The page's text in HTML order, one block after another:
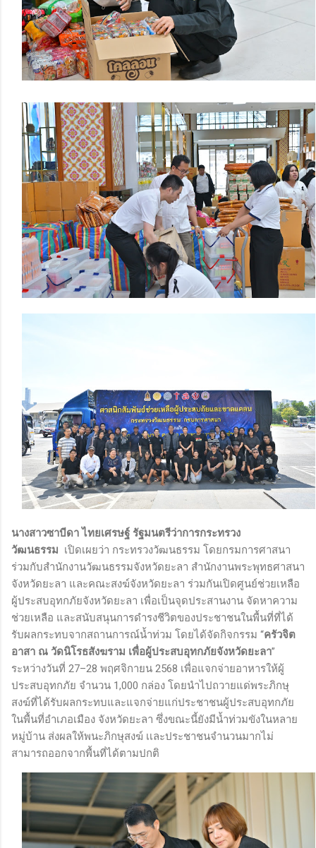
นางสาวซาบีดา ไทยเศรษฐ์ รัฐมนตรีว่าการกระทรวง
วัฒนธรรม เปิดเผยว่า กระทรวงวัฒนธรรม โดยกรมการศาสนา
ร่วมกับสำนักงานวัฒนธรรมจังหวัดยะลา สำนักงานพระพุทธศาสนา
จังหวัดยะลา และคณะสงฆ์จังหวัดยะลา ร่วมกันเปิดศูนย์ช่วยเหลือ
ผู้ประสบอุทกภัยจังหวัดยะลา เพื่อเป็นจุดประสานงาน จัดหาความ
ช่วยเหลือ และสนับสนุนการดำรงชีวิตของประชาชนในพื้นที่ที่ได้
รับผลกระทบจากสถานการณ์น้ำท่วม โดยได้จัดกิจกรรม “ครัวจิต
อาสา ณ วัดนิโรธสังฆราม เพื่อผู้ประสบอุทกภัยจังหวัดยะลา”
ระหว่างวันที่ 27–28 พฤศจิกายน 2568 เพื่อแจกจ่ายอาหารให้ผู้
ประสบอุทกภัย จำนวน 1,000 กล่อง โดยนำไปถวายแด่พระภิกษุ
สงฆ์ที่ได้รับผลกระทบและแจกจ่ายแก่ประชาชนผู้ประสบอุทกภัย
ในพื้นที่อำเภอเมือง จังหวัดยะลา ซึ่งขณะนี้ยังมีน้ำท่วมขังในหลาย
หมู่บ้าน ส่งผลให้พนะภิกษุสงฆ์ เเละประชาชนจำนวนมากไม่
สามารถออกจากพื้นที่ได้ตามปกติ